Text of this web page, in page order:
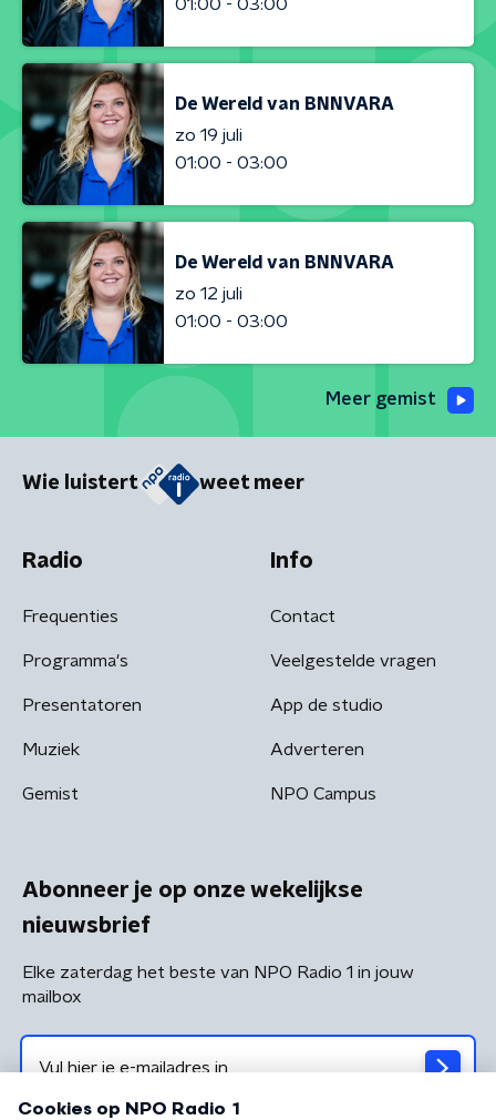
01:00 - 03:00
De Wereld van BNNVARA
zo 19 juli
01:00 - 03:00
De Wereld van BNNVARA
zo 12 juli
01:00 - 03:00
Meer gemist
Wie luistert weet meer
Radio
Frequenties
Programma's
Presentatoren
Muziek
Gemist
Info
Contact
Veelgestelde vragen
App de studio
Adverteren
NPO Campus
Abonneer je op onze wekelijkse
nieuwsbrief
Elke zaterdag het beste van NPO Radio 1 in jouw
mailbox